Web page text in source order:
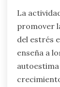
La
promover
del estrés
enseña a